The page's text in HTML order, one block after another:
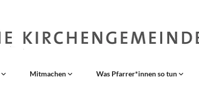
Mitmachen Was Pfarrer*innen so tun